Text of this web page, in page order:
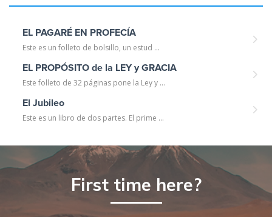
EL PAGARÉ EN PROFECÍA
Este es un folleto de bolsillo, un estud ...
EL PROPÓSITO de la LEY y GRACIA
Este folleto de 32 páginas pone la Ley y ...
El Jubileo
Este es un libro de dos partes. El prime ...
First time here?